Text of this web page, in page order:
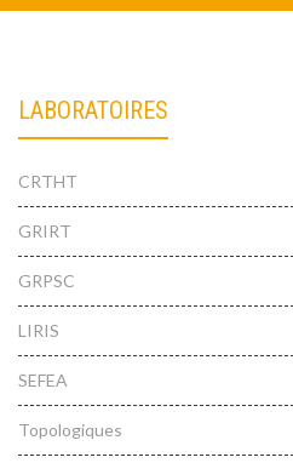
LABORATOIRES
CRTHT
GRIRT
GRPSC
LIRIS
SEFEA
Topologiques